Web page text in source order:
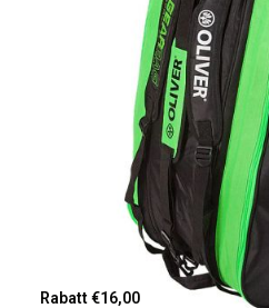
Rabatt €16,00